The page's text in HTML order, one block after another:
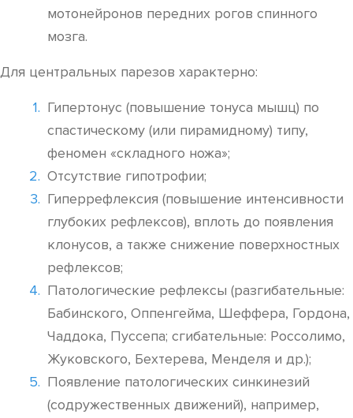
мотонейронов передних рогов спинного
мозга.
Для центральных парезов характерно:
Гипертонус (повышение тонуса мышц) по
спастическому (или пирамидному) типу,
феномен «складного ножа»;
Отсутствие гипотрофии;
Гиперрефлексия (повышение интенсивности
глубоких рефлексов), вплоть до появления
клонусов, а также снижение поверхностных
рефлексов;
Патологические рефлексы (разгибательные:
Бабинского, Оппенгейма, Шеффера, Гордона,
Чаддока, Пуссепа; сгибательные: Россолимо,
Жуковского, Бехтерева, Менделя и др.);
Появление патологических синкинезий
(содружественных движений), например,